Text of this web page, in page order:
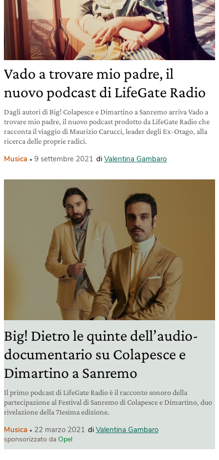
Vado a trovare mio padre, il
nuovo podcast di LifeGate Radio
Dagli autori di Big! Colapesce e Dimartino a Sanremo arriva Vado a
trovare mio padre, il nuovo podcast prodotto da LifeGate Radio che
racconta il viaggio di Maurizio Carucci, leader degli Ex-Otago, alla
ricerca delle proprie radici.
Musica 9 settembre 2021 di Valentina Gambaro
Big! Dietro le quinte dell’audio-
documentario su Colapesce e
Dimartino a Sanremo
Il primo podcast di LifeGate Radio è il racconto sonoro della
partecipazione al Festival di Sanremo di Colapesce e Dimartino, duo
rivelazione della 71esima edizione.
Musica 22 marzo 2021 di Valentina Gambaro
sponsorizzato da Opel